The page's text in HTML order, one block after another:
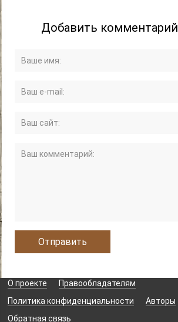
Добавить комментарий
О проекте
Правообладателям
Политика конфиденциальности
Авторы
Обратная связь